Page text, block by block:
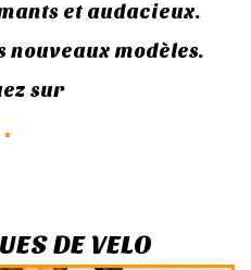
et audacieux.
nouveaux modèles.
sur
DE VELO